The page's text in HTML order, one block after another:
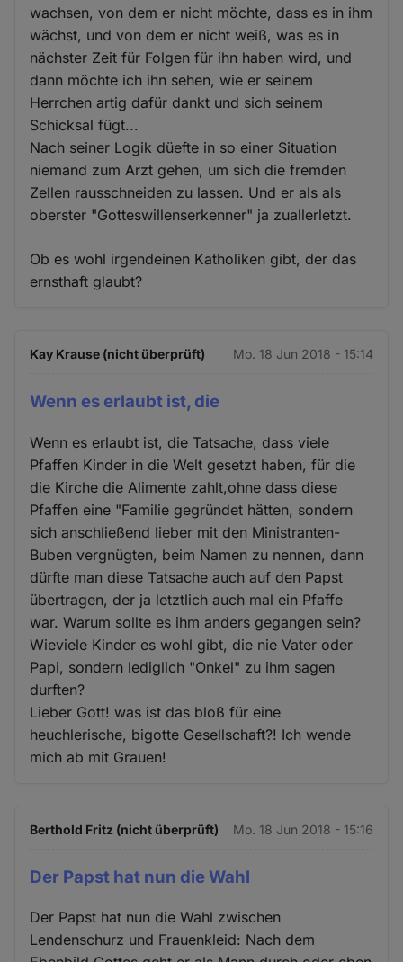
wachsen, von dem er nicht möchte, dass es in ihm
wächst, und von dem er nicht weiß, was es in
nächster Zeit für Folgen für ihn haben wird, und
dann möchte ich ihn sehen, wie er seinem
Herrchen artig dafür dankt und sich seinem
Schicksal fügt...
Nach seiner Logik düefte in so einer Situation
niemand zum Arzt gehen, um sich die fremden
Zellen rausschneiden zu lassen. Und er als als
oberster "Gotteswillenserkenner" ja zuallerletzt.
Ob es wohl irgendeinen Katholiken gibt, der das
ernsthaft glaubt?
Kay Krause (nicht überprüft) Mo. 18 Jun 2018 - 15:14
Wenn es erlaubt ist, die
Wenn es erlaubt ist, die Tatsache, dass viele
Pfaffen Kinder in die Welt gesetzt haben, für die
die Kirche die Alimente zahlt,ohne dass diese
Pfaffen eine "Familie gegründet hätten, sondern
sich anschließend lieber mit den Ministranten-
Buben vergnügten, beim Namen zu nennen, dann
dürfte man diese Tatsache auch auf den Papst
übertragen, der ja letztlich auch mal ein Pfaffe
war. Warum sollte es ihm anders gegangen sein?
Wieviele Kinder es wohl gibt, die nie Vater oder
Papi, sondern lediglich "Onkel" zu ihm sagen
durften?
Lieber Gott! was ist das bloß für eine
heuchlerische, bigotte Gesellschaft?! Ich wende
mich ab mit Grauen!
Berthold Fritz (nicht überprüft) Mo. 18 Jun 2018 - 15:16
Der Papst hat nun die Wahl
Der Papst hat nun die Wahl zwischen
Lendenschurz und Frauenkleid: Nach dem